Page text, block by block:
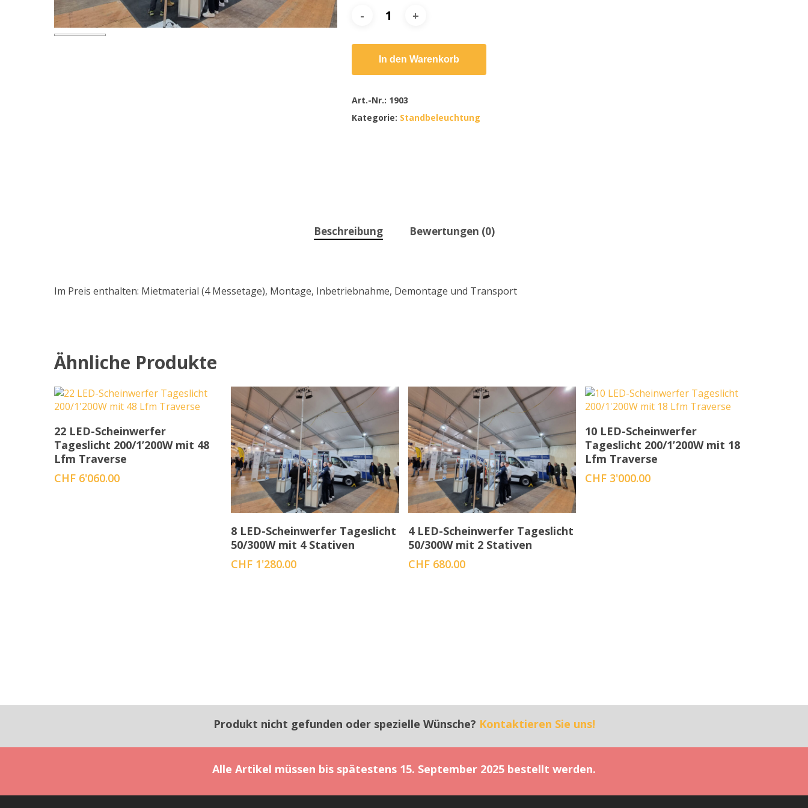
In den Warenkorb
Art.-Nr.: 1903
Kategorie: Standbeleuchtung
Beschreibung Bewertungen (0)
Im Preis enthalten: Mietmaterial (4 Messetage), Montage, Inbetriebnahme, Demontage und Transport
Ähnliche Produkte
In den Warenkorb
22 LED-Scheinwerfer
Tageslicht 200/1’200W mit 48
Lfm Traverse
CHF 6'060.00
In den Warenkorb
8 LED-Scheinwerfer Tageslicht
50/300W mit 4 Stativen
CHF 1'280.00
In den Warenkorb
4 LED-Scheinwerfer Tageslicht
50/300W mit 2 Stativen
CHF680.00
In den Warenkorb
10 LED-Scheinwerfer
Tageslicht 200/1’200W mit 18
Lfm Traverse
CHF 3'000.00
Produkt nicht gefunden oder spezielle Wünsche? Kontaktieren Sie uns!
Alle Artikel müssen bis spätestens 15. September 2025 bestellt werden.